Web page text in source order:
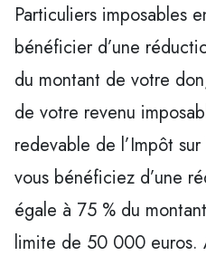
Particuliers imposables
bénéficier d’une
du montant de votre
de votre revenu
redevable de l’Impôt
vous bénéficiez d’une
égale à 75 % du
limite de 50 000 euros.